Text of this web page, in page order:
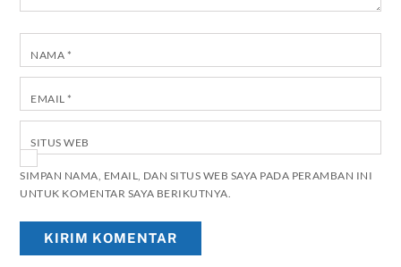
NAMA *
EMAIL *
SITUS WEB
SIMPAN NAMA, EMAIL, DAN SITUS WEB SAYA PADA PERAMBAN INI
UNTUK KOMENTAR SAYA BERIKUTNYA.